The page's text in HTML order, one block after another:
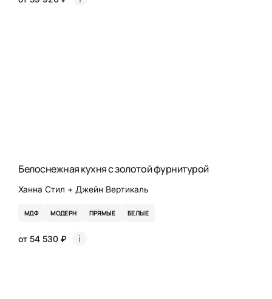
Белоснежная кухня с золотой фурнитурой
Ханна Стил + Джейн Вертикаль
МДФ МОДЕРН ПРЯМЫЕ БЕЛЫЕ
от 54 530 ₽